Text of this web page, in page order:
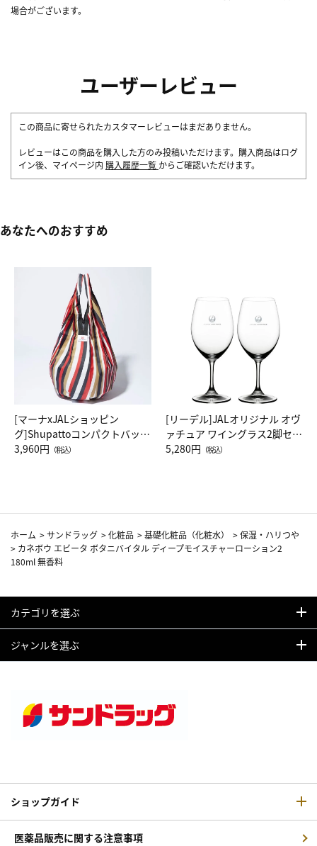
場合がございます。
ユーザーレビュー
この商品に寄せられたカスタマーレビューはまだありません。
レビューはこの商品を購入した方のみ投稿いただけます。購入商品はログ
イン後、マイページ内 購入履歴一覧 からご確認いただけます。
あなたへのおすすめ
[マーナxJALショッピン
グ]Shupattoコンパクトバッグ
Drop JAL客室乗務員（LC）ス
3,960円 （税込）
[リーデル]JALオリジナル オヴ
ァチュア ワイングラス2脚セッ
ト（レッドワイン）
5,280円 （税込）
ホーム >サンドラッグ >化粧品 >基礎化粧品（化粧水） >保湿・ハリつや
> カネボウ エビータ ボタニバイタル ディープモイスチャーローション2
180ml 無香料
カテゴリを選ぶ
ジャンルを選ぶ
ショップガイド
医薬品販売に関する注意事項